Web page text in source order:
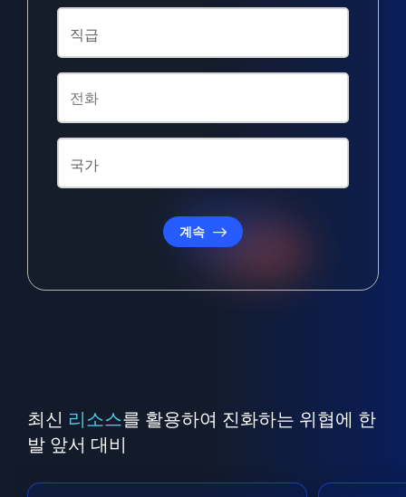
계속
최신 리소스를 활용하여 진화하는 위협에 한
발 앞서 대비